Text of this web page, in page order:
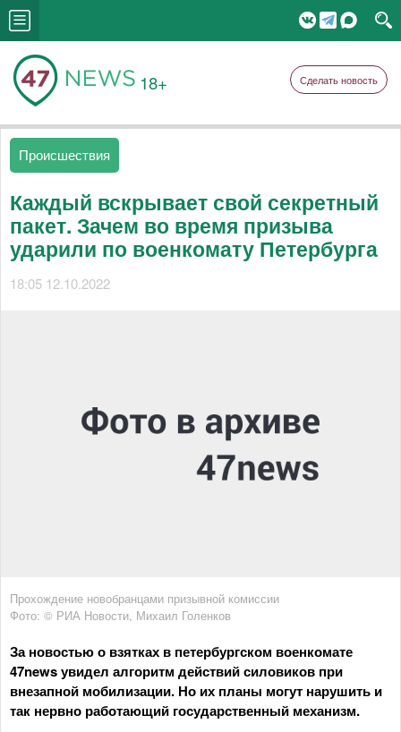
18+ Сделать новость
Происшествия
Каждый вскрывает свой секретный
пакет. Зачем во время призыва
ударили по военкомату Петербурга
18:05 12.10.2022
Прохождение новобранцами призывной комиссии
Фото: © РИА Новости, Михаил Голенков
За новостью о взятках в петербургском военкомате
47news увидел алгоритм действий силовиков при
внезапной мобилизации. Но их планы могут нарушить и
так нервно работающий государственный механизм.